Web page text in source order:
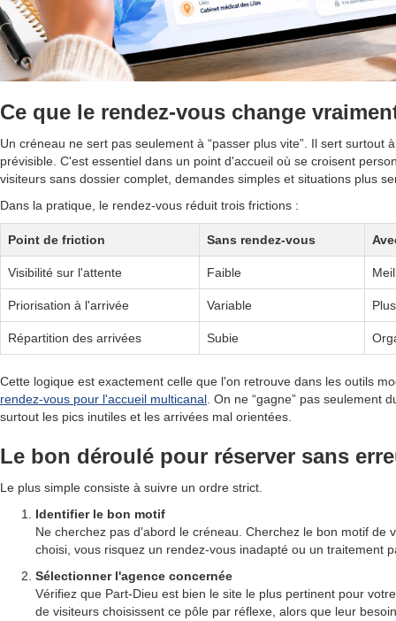
Ce que le rendez-vous change
Un créneau ne sert pas seulement à “passer plus vite”. Il sert surtout
prévisible. C'est essentiel dans un point d'accueil où se croisent
visiteurs sans dossier complet, demandes simples et situations plus
Dans la pratique, le rendez-vous réduit trois frictions :
Point de friction Sans rendez-vous
Visibilité sur l'attente Faible
Priorisation à l'arrivée Variable
Répartition des arrivées Subie
Cette logique est exactement celle que l'on retrouve dans les outils
rendez-vous pour l'accueil multicanal . On ne “gagne” pas seulement
surtout les pics inutiles et les arrivées mal orientées.
Le bon déroulé pour réserver sans
Le plus simple consiste à suivre un ordre strict.
Identifier le bon motif
Ne cherchez pas d'abord le créneau. Cherchez le bon motif de
choisi, vous risquez un rendez-vous inadapté ou un traitement
Sélectionner l'agence concernée
Vérifiez que Part-Dieu est bien le site le plus pertinent pour
de visiteurs choisissent ce pôle par réflexe, alors que leur